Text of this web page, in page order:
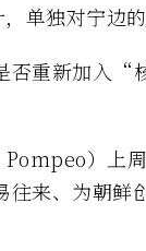
单独对宁边
否重新加入
）上
来、为朝鲜